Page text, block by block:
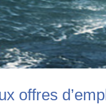
offres